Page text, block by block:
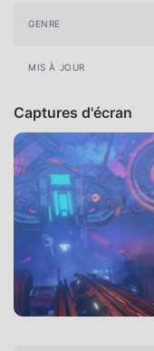
GENRE
MIS À JOUR
Captures d'écran